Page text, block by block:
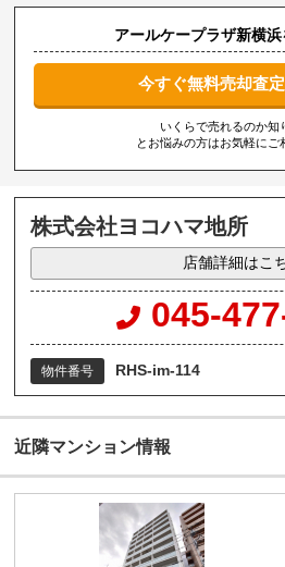
アールケープラザ新横
今すぐ無料売却査
いくらで売れるのか知
とお悩みの方はお気軽にご
株式会社ヨコハマ地所
店舗詳細はこ
045-
物件番号 RHS-im-114
近隣マンション情報